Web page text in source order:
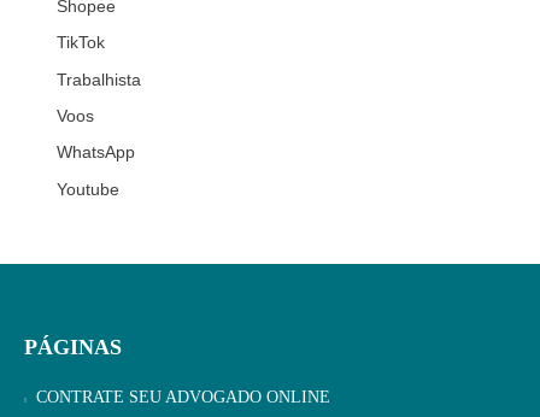
Shopee
TikTok
Trabalhista
Voos
WhatsApp
Youtube
PÁGINAS
CONTRATE SEU ADVOGADO ONLINE